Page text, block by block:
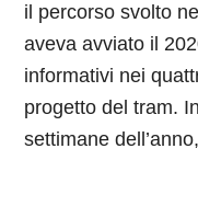
il percorso svolto
aveva avviato il
informativi nei
progetto del tram.
settimane